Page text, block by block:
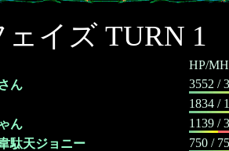
イズ TURN 1
HP/
ん
3552 /
1834 /
ん
1139 /
駄天ジョニー
750 /